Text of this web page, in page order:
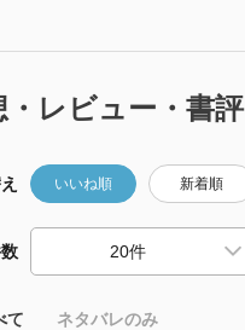
・レビュー・書評
いいね順 新着順
て ネタバレのみ